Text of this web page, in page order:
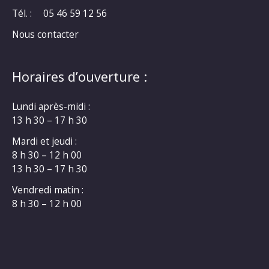
Tél. :
05 46 59 12 56
Nous contacter
Horaires d’ouverture :
Lundi après-midi :
13 h 30 – 17 h 30
Mardi et jeudi :
8 h 30 – 12 h 00
13 h 30 – 17 h 30
Vendredi matin :
8 h 30 – 12 h 00